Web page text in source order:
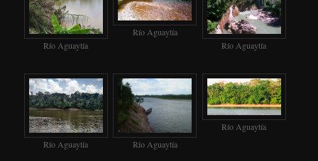
Río Aguaytía
Río Aguaytía
Río Aguaytía
Río Aguaytía Río Aguaytía
Río Aguaytía